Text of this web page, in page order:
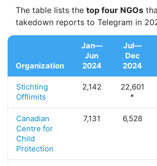
Organization
Jan—
Jun
2024
Jul—
Dec
2024
Stichting
Offlimits
2,142
22,601
*
Canadian
Centre for
Child
Protection
7,131 6,528
The table lists the top four NGOs
takedown reports to Telegram in